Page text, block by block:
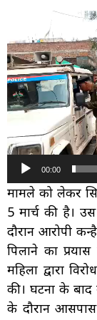
Player
00:00
मामले को लेकर
5 मार्च की है।
दौरान आरोपी
पिलाने का
महिला द्वारा
की। घटना के
के दौरान